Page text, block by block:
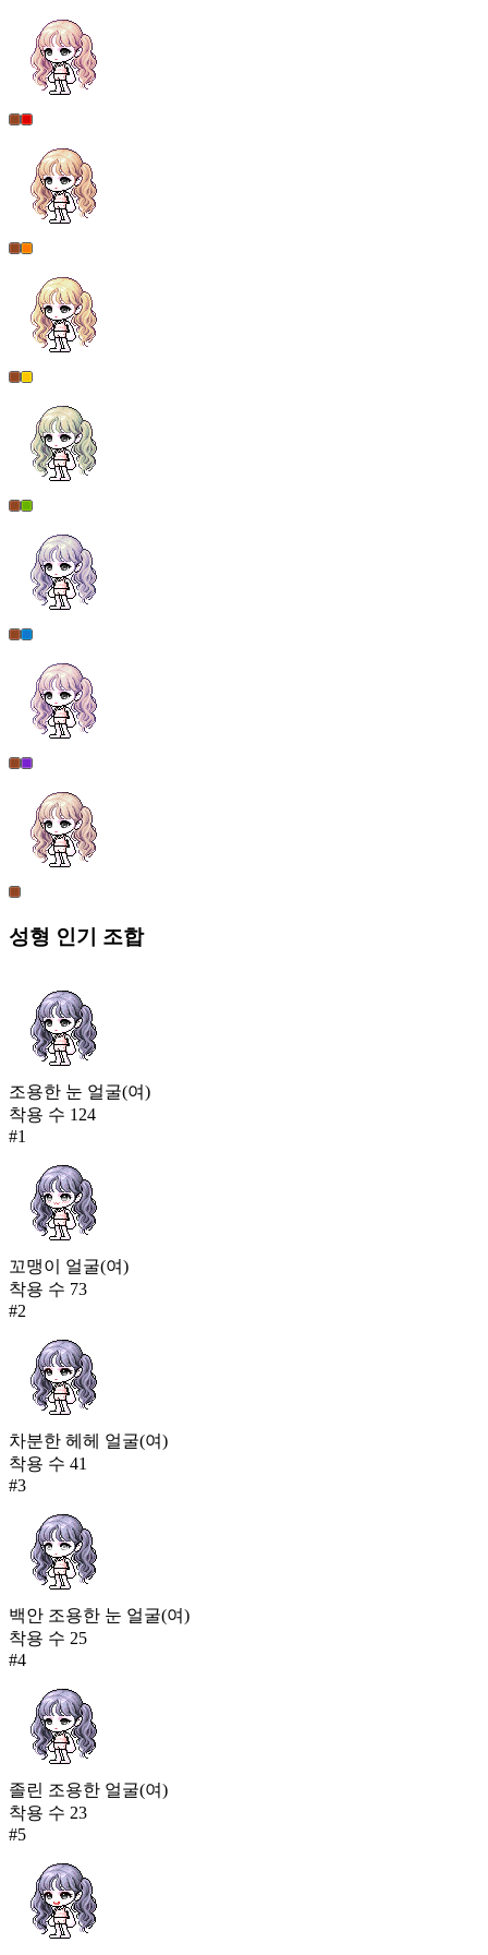
성형 인기 조합
조용한 눈 얼굴(여)
착용 수 124
#1
꼬맹이 얼굴(여)
착용 수 73
#2
차분한 헤헤 얼굴(여)
착용 수 41
#3
백안 조용한 눈 얼굴(여)
착용 수 25
#4
졸린 조용한 얼굴(여)
착용 수 23
#5